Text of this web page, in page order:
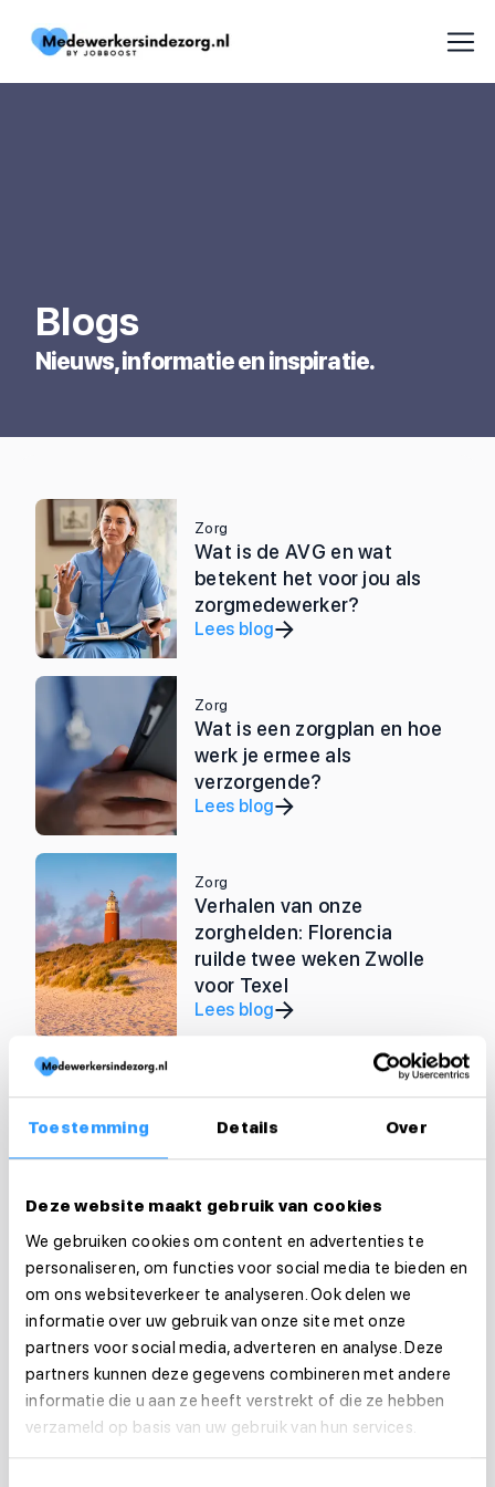
Toestemming Details Over
Deze website maakt gebruik van cookies
We gebruiken cookies om content en advertenties te
personaliseren, om functies voor social media te bieden en
om ons websiteverkeer te analyseren. Ook delen we
informatie over uw gebruik van onze site met onze
partners voor social media, adverteren en analyse. Deze
partners kunnen deze gegevens combineren met andere
informatie die u aan ze heeft verstrekt of die ze hebben
verzameld op basis van uw gebruik van hun services.
Blogs
Nieuws, informatie en inspiratie.
Zorg
Wat is de AVG en wat
betekent het voor jou als
zorgmedewerker?
Lees blog
Zorg
Wat is een zorgplan en hoe
werk je ermee als
verzorgende?
Lees blog
Zorg
Verhalen van onze
zorghelden: Florencia
ruilde twee weken Zwolle
voor Texel
Lees blog
Hier moet je op letten voor
jouw cliënten
Zorg
CAO VVT 2026: Dit
verandert er voor jou als
zorgmedewerker
Bevoegd en bekwaam in